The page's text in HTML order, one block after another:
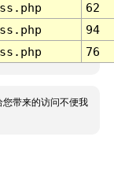
62
94
76
您带来的访问不便我